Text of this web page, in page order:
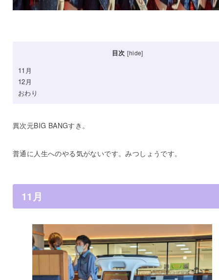
目次 [hide]
11月
12月
おわり
異次元BIG BANGすき。
普通に人生へのやる気がないです。みつしょうです。
11月